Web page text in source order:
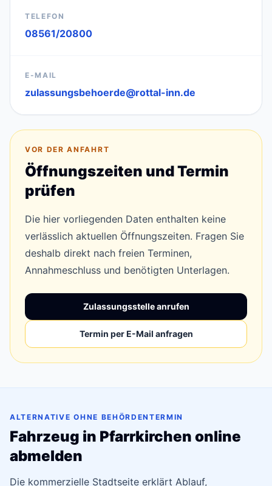
TELEFON
08561/20800
E-MAIL
zulassungsbehoerde@rottal-inn.de
VOR DER ANFAHRT
Öffnungszeiten und Termin
prüfen
Die hier vorliegenden Daten enthalten keine
verlässlich aktuellen Öffnungszeiten. Fragen Sie
deshalb direkt nach freien Terminen,
Annahmeschluss und benötigten Unterlagen.
Zulassungsstelle anrufen
Termin per E-Mail anfragen
ALTERNATIVE OHNE BEHÖRDENTERMIN
Fahrzeug in Pfarrkirchen online
abmelden
Die kommerzielle Stadtseite erklärt Ablauf,